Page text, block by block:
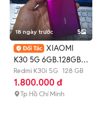
18 ngày trước 5
XIAOMI
K30 5G 6GB.128GB
SNAP 765G FULL CN
Redmi K30i 5G 128 GB
1.800.000 đ
Tp Hồ Chí Minh